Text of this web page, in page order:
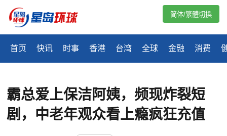
首页 快讯 时事 香港 台湾 全球 金融 消费
简体/繁體切換
霸总爱上保洁阿姨，频现炸裂短
剧，中老年观众看上瘾疯狂充值